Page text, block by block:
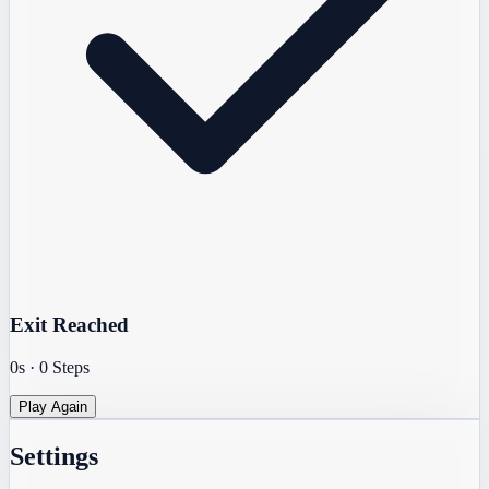
Exit Reached
0s · 0 Steps
Play Again
Settings